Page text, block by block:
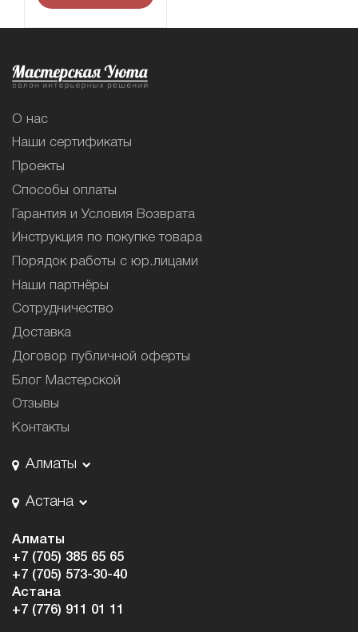
О нас
Наши сертификаты
Проекты
Способы оплаты
Гарантия и Условия Возврата
Инструкция по покупке товара
Порядок работы с юр.лицами
Наши партнёры
Сотрудничество
Доставка
Договор публичной оферты
Блог Мастерской
Отзывы
Контакты
Алматы
Астана
Алматы
+7 (705) 385 65 65
+7 (705) 573-30-40
Астана
+7 (776) 911 01 11